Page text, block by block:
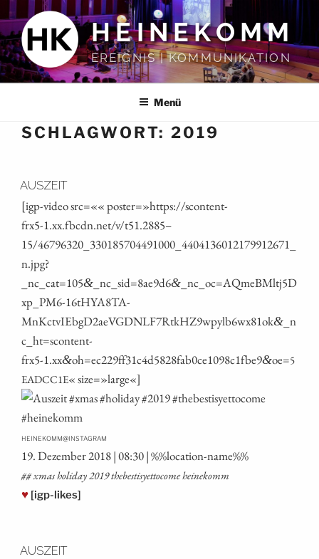
Inhalt
springen
HEINEKOMM
EREIGNIS | KOMMUNIKATION
Menü
SCHLAGWORT: 2019
AUSZEIT
[igp-video src=«« poster=»https://scontent-
frx5‑1.xx.fbcdn.net/v/t51.2885 –
15/46796320_330185704491000_4404136012179912671_
n.jpg?
_nc_cat=105& _nc_sid=8ae9d6& _nc_oc=AQmeBMltj5D
xp_PM6-16tHYA8TA-
MnKctvIEbgD2aeVGDNLF7RtkHZ9wpylb6wx81ok& _n
c_ht=scontent-
frx5‑1.xx&oh=ec229ff31c4d5828fab0ce1098c1fbe9&oe=5
EADCC1E« size=»large«]
HEINEKOMM@INSTAGRAM
19. Dezem­ber 2018 | 08:30 | %%loca­ti­on-name%%
## xmas holi­day 2019 the­besti­sy­et­to­co­me heinekomm
♥ [igp-likes]
AUSZEIT